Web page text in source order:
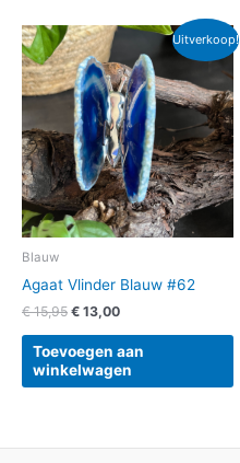
Uitverkoop!
Blauw
Agaat Vlinder Blauw #62
€15,95
Oorspronkelijke
prijs
was:
€ 15,95.
€ 13,00
Huidige
is:
€ 13,00.
Toevoegen aan
winkelwagen